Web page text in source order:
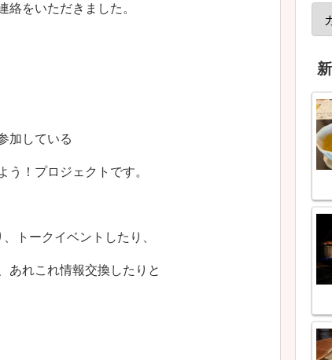
をいただきました。
加している
！プロジェクトです。
トークイベントしたり、
あれこれ情報交換したりと